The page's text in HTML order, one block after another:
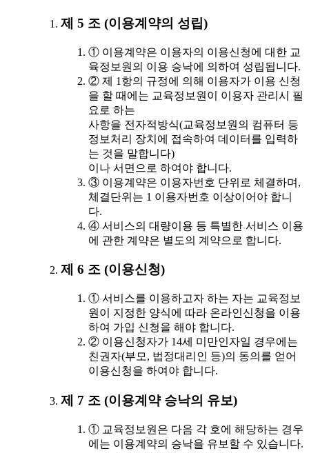
제 5 조 (이용계약의 성립)
① 이용계약은 이용자의 이용신청에 대한 교
육정보원의 이용 승낙에 의하여 성립됩니다.
② 제 1항의 규정에 의해 이용자가 이용 신청
을 할 때에는 교육정보원이 이용자 관리시 필
요로 하는
사항을 전자적방식(교육정보원의 컴퓨터 등
정보처리 장치에 접속하여 데이터를 입력하
는 것을 말합니다)
이나 서면으로 하여야 합니다.
③ 이용계약은 이용자번호 단위로 체결하며,
체결단위는 1 이용자번호 이상이어야 합니
다.
④ 서비스의 대량이용 등 특별한 서비스 이용
에 관한 계약은 별도의 계약으로 합니다.
제 6 조 (이용신청)
① 서비스를 이용하고자 하는 자는 교육정보
원이 지정한 양식에 따라 온라인신청을 이용
하여 가입 신청을 해야 합니다.
② 이용신청자가 14세 미만인자일 경우에는
친권자(부모, 법정대리인 등)의 동의를 얻어
이용신청을 하여야 합니다.
제 7 조 (이용계약 승낙의 유보)
① 교육정보원은 다음 각 호에 해당하는 경우
에는 이용계약의 승낙을 유보할 수 있습니다.